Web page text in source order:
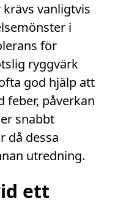
vanligtvis
i
för
ryggvärk
god hjälp att
feber, påverkan
snabbt
då dessa
utredning.
ett